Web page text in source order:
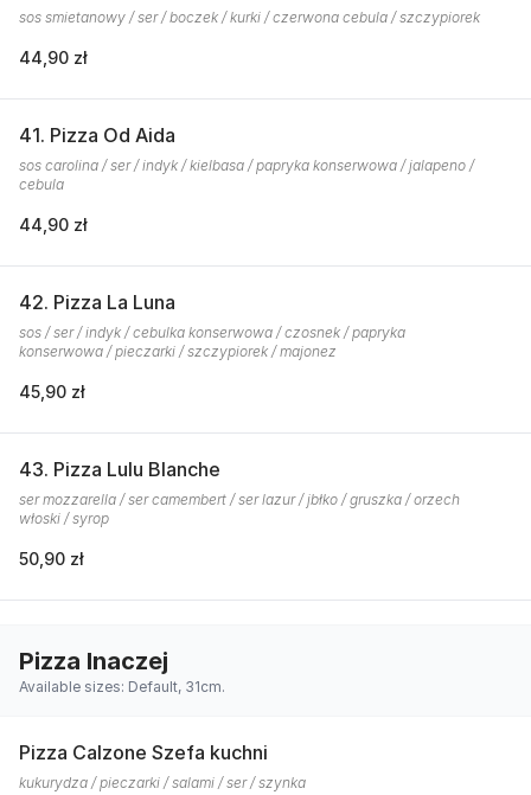
sos smietanowy / ser / boczek / kurki / czerwona cebula / szczypiorek
44,90 zł
41. Pizza Od Aida
sos carolina / ser / indyk / kielbasa / papryka konserwowa / jalapeno /
cebula
44,90 zł
42. Pizza La Luna
sos / ser / indyk / cebulka konserwowa / czosnek / papryka
konserwowa / pieczarki / szczypiorek / majonez
45,90 zł
43. Pizza Lulu Blanche
ser mozzarella / ser camembert / ser lazur / jbłko / gruszka / orzech
włoski / syrop
50,90 zł
Pizza Inaczej
Available sizes: Default, 31cm.
Pizza Calzone Szefa kuchni
kukurydza / pieczarki / salami / ser / szynka